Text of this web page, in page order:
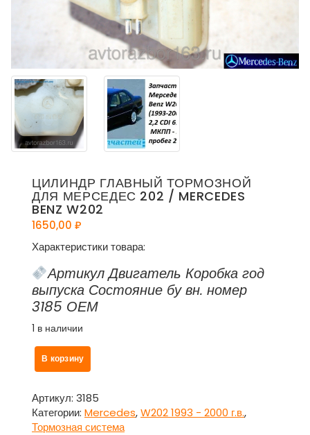
ЦИЛИНДР ГЛАВНЫЙ ТОРМОЗНОЙ
ДЛЯ МЕРСЕДЕС 202 / MERCEDES
BENZ W202
1650,00 ₽
Характеристики товара:
Артикул Двигатель Коробка год
выпуска Состояние бу вн. номер
3185 ОЕМ
1 в наличии
Количество
товара
главный
тормозной
для
В корзину
Артикул: 3185
Категории: Mercedes,W202 1993 - 2000 г.в.,
Тормозная система